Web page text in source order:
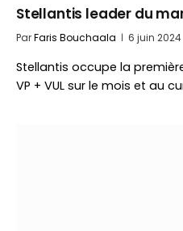
Stellantis leader du
ParFaris Bouchaala 6 juin 2024
Stellantis occupe la
VP + VUL sur le mois et au